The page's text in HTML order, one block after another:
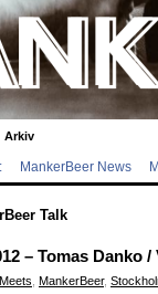
Arkiv
MankerBeer News
Talk
– Tomas Danko
MankerBeer,